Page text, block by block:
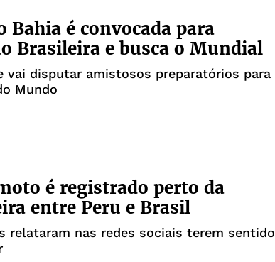
Bahia é convocada para
Brasileira e busca o Mundial
vai disputar amistosos preparatórios para
Mundo
é registrado perto da
entre Peru e Brasil
relataram nas redes sociais terem sentido